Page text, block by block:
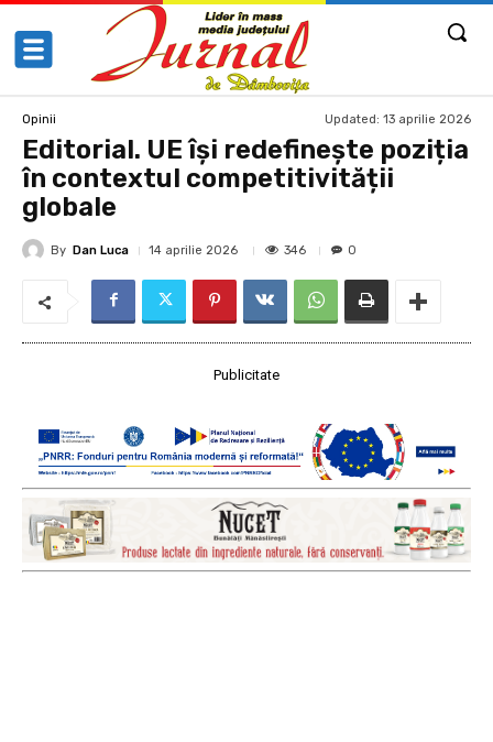
Opinii Updated: 13 aprilie 2026
Editorial. UE își redefinește poziția
în contextul competitivității
globale
By Dan Luca 14 aprilie 2026 346 0
Publicitate